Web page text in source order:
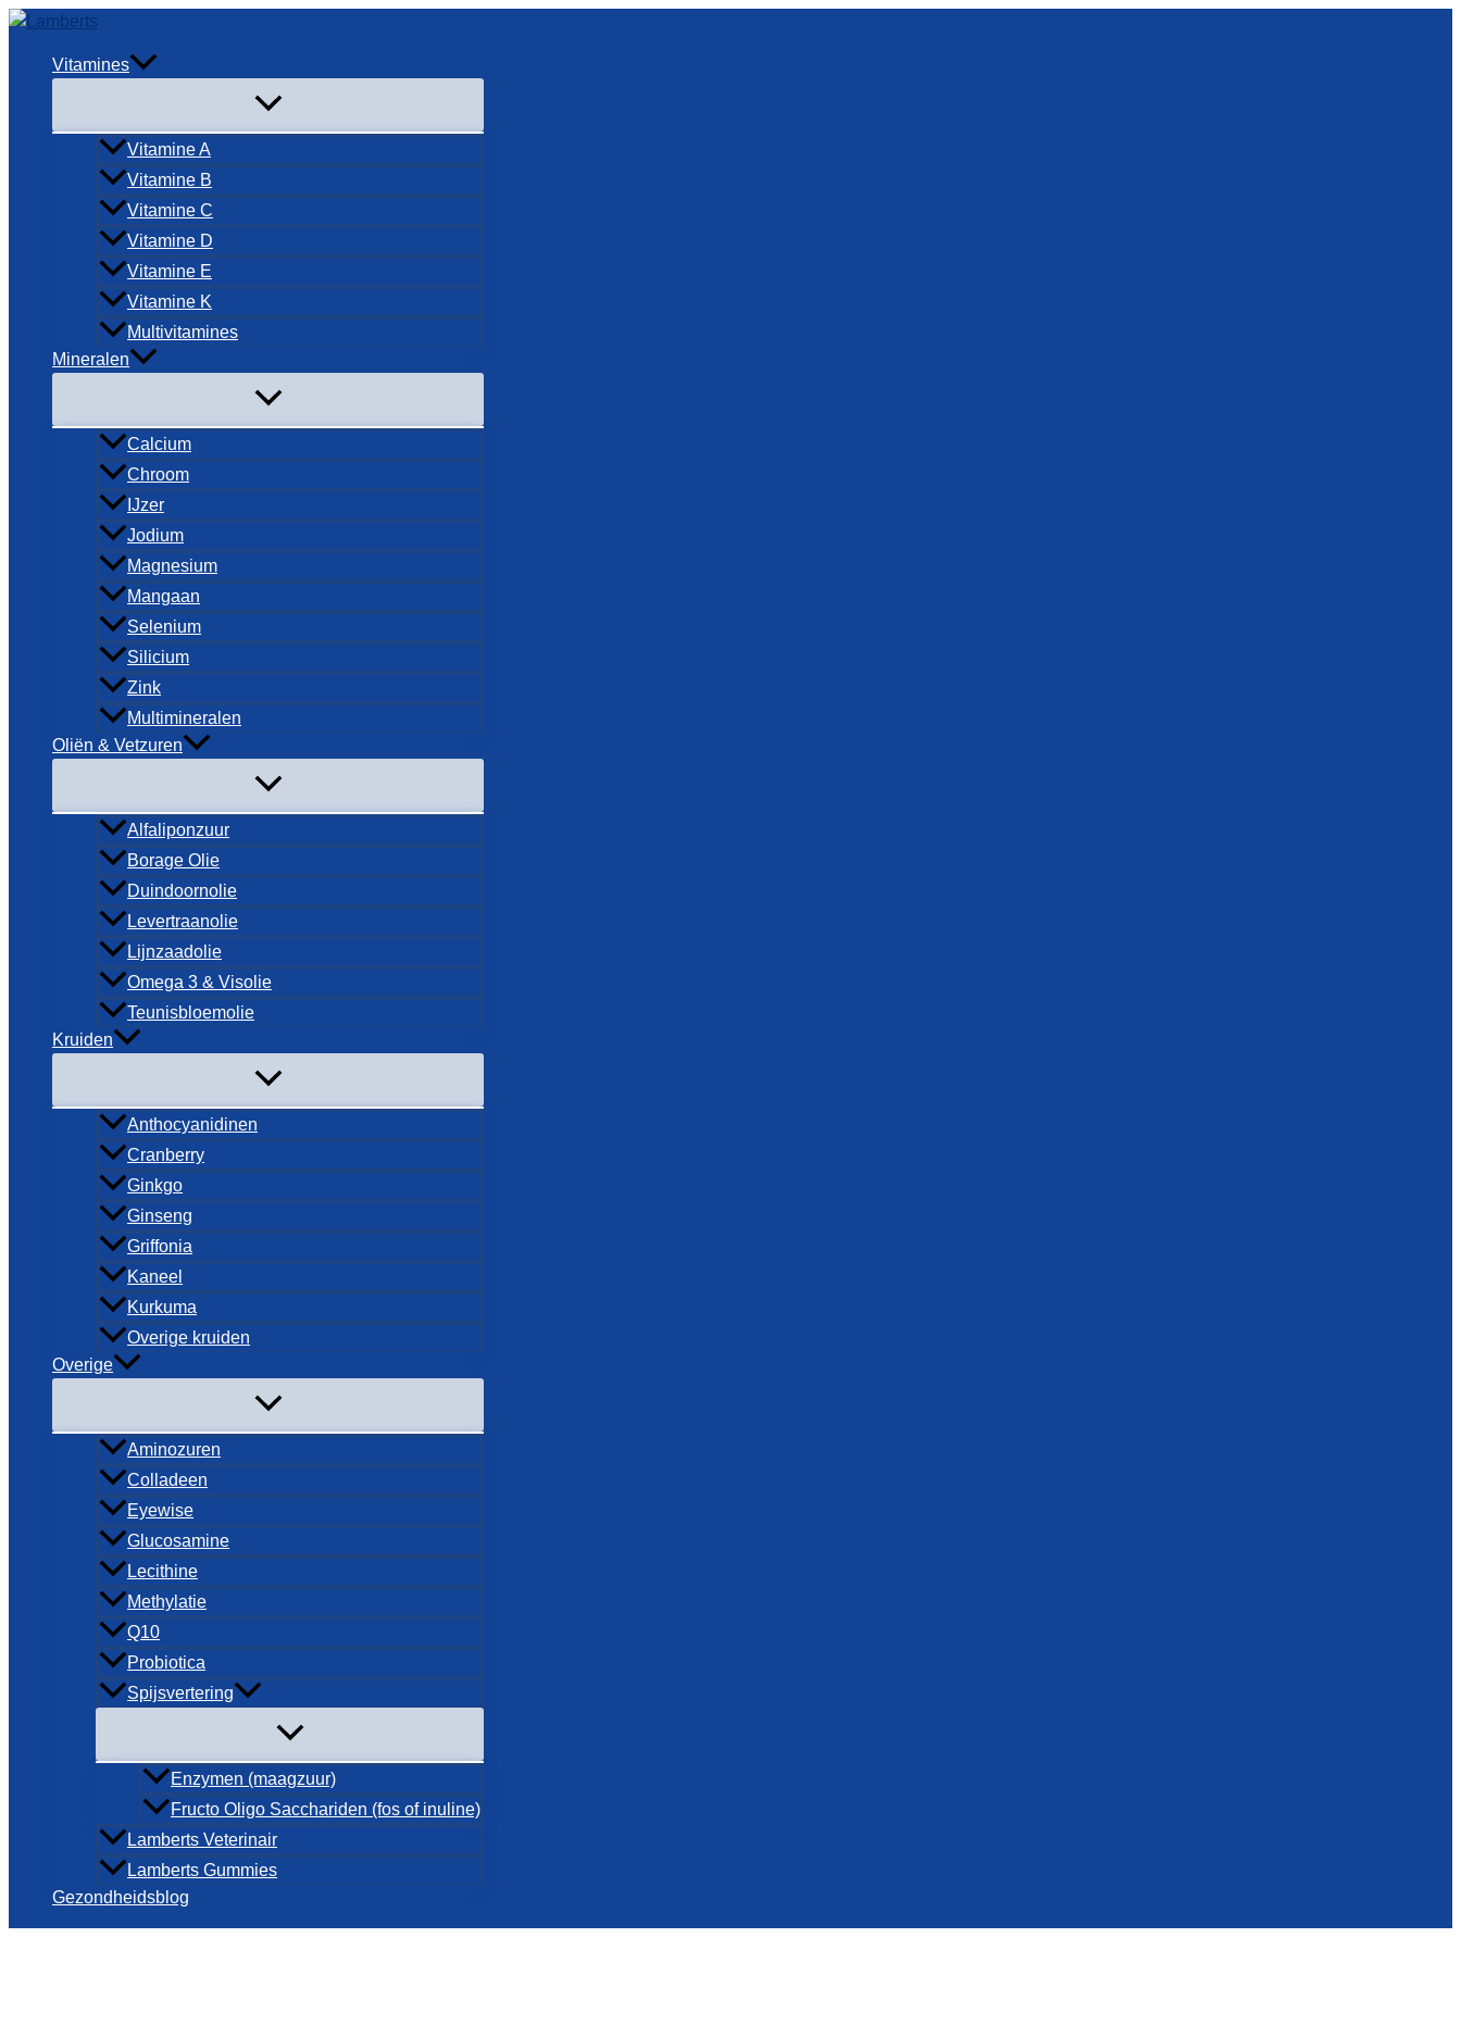
Ga
Vitamines
Vitamine A
Vitamine B
Vitamine C
Vitamine D
Vitamine E
Vitamine K
Multivitamines
Mineralen
Calcium
Chroom
IJzer
Jodium
Magnesium
Mangaan
Selenium
Silicium
Zink
Multimineralen
Oliën & Vetzuren
Alfaliponzuur
Borage Olie
Duindoornolie
Levertraanolie
Lijnzaadolie
Omega 3 & Visolie
Teunisbloemolie
Kruiden
Anthocyanidinen
Cranberry
Ginkgo
Ginseng
Griffonia
Kaneel
Kurkuma
Overige kruiden
Overige
Aminozuren
Colladeen
Eyewise
Glucosamine
Lecithine
Methylatie
Q10
Probiotica
Spijsvertering
Enzymen (maagzuur)
Fructo Oligo Sacchariden (fos of inuline)
Lamberts Veterinair
Lamberts Gummies
Gezondheidsblog